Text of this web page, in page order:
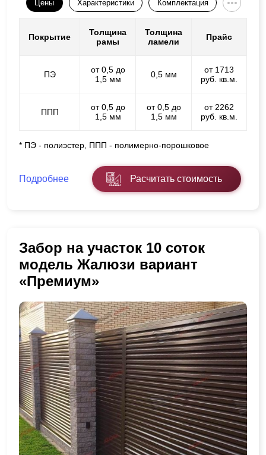
Цены Характеристики Комплектация
Покрытие
Толщина
рамы
Толщина
ламели
Прайс
ПЭ
от 0,5 до
1,5 мм
0,5 мм
от 1713
руб. кв.м.
ППП
от 0,5 до
1,5 мм
от 0,5 до
1,5 мм
от 2262
руб. кв.м.
* ПЭ - полиэстер, ППП - полимерно-порошковое
Подробнее Расчитать стоимость
Забор на участок 10 соток
модель Жалюзи вариант
«Премиум»